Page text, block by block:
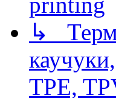
↳
TPE,